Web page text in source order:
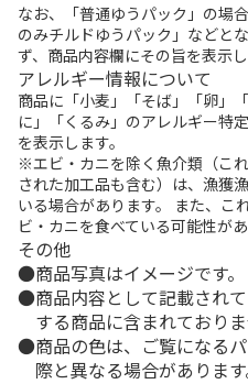
なお、「普通ゆうパック」の場
のみチルドゆうパック」などと
ず、商品内容欄にその旨を表示し
アレルギー情報について
商品に「小麦」「そば」「卵」
に」「くるみ」のアレルギー特
を表示します。
※エビ・カニを除く魚介類（こ
された加工品も含む）は、漁獲
いる場合があります。 また、こ
ビ・カニを食べている可能性があ
その他
商品写真はイメージです。
商品内容として記載され
する商品に含まれておりま
商品の色は、ご覧になる
際と異なる場合があります